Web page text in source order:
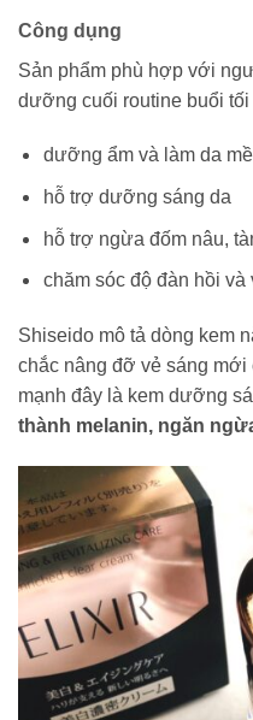
Công dụng
Sản phẩm phù hợp với
dưỡng cuối routine buổi
dưỡng ẩm và làm da
hỗ trợ dưỡng sáng da
hỗ trợ ngừa đốm nâu,
chăm sóc độ đàn hồi
Shiseido mô tả dòng kem
chắc nâng đỡ vẻ sáng mới
mạnh đây là kem dưỡng
thành melanin, ngăn